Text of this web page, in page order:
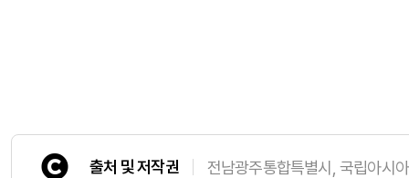
출처 및 저작권 전남광주통합특별시, 국립아시